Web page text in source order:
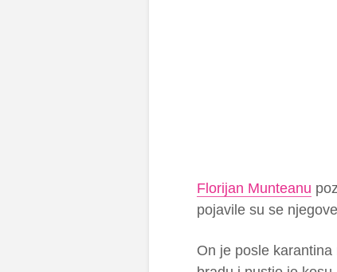
Florijan Munteanu
pojavile su se
On je posle